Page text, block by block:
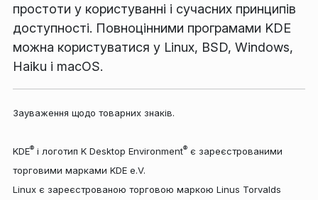
простоти у користуванні і сучасних принципів
доступності. Повноцінними програмами KDE
можна користуватися у Linux, BSD, Windows,
Haiku і macOS.
Зауваження щодо товарних знаків.
KDE® і логотип K Desktop Environment® є зареєстрованими
торговими марками KDE e.V.
Linux є зареєстрованою торговою маркою Linus Torvalds